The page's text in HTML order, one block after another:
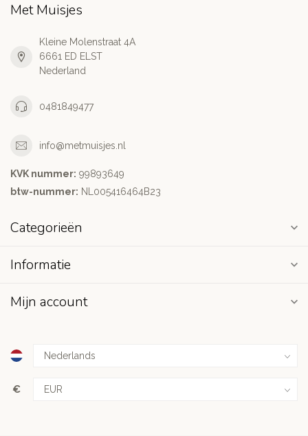
Met Muisjes
Kleine Molenstraat 4A
6661 ED ELST
Nederland
0481849477
info@metmuisjes.nl
KVK nummer: 99893649
btw-nummer: NL005416464B23
Categorieën
Informatie
Mijn account
€